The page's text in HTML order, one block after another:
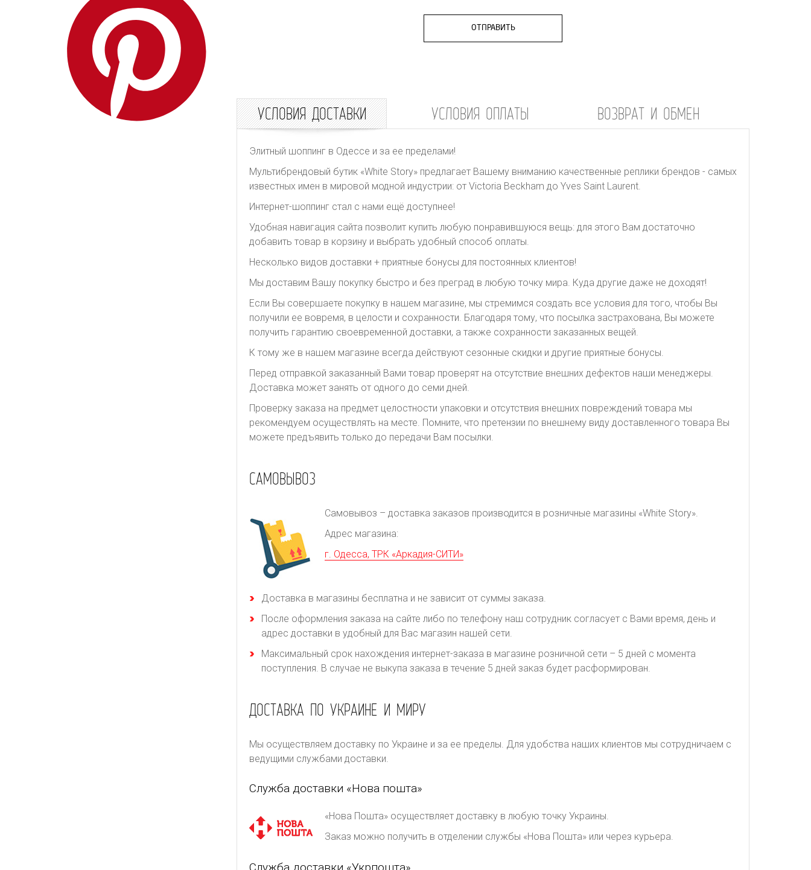
Off-White
Palm Angels
PRADA
Puma
The Attico
ОТПРАВИТЬ
УСЛОВИЯ ДОСТАВКИ УСЛОВИЯ ОПЛАТЫ ВОЗВРАТ И ОБМЕН
Элитный шоппинг в Одессе и за ее пределами!
Мультибрендовый бутик «White Story» предлагает Вашему вниманию качественные реплики брендов - самых
известных имен в мировой модной индустрии: от Victoria Beckham до Yves Saint Laurent.
Интернет-шоппинг стал с нами ещё доступнее!
Удобная навигация сайта позволит купить любую понравившуюся вещь: для этого Вам достаточно
добавить товар в корзину и выбрать удобный способ оплаты.
Несколько видов доставки + приятные бонусы для постоянных клиентов!
Мы доставим Вашу покупку быстро и без преград в любую точку мира. Куда другие даже не доходят!
Если Вы совершаете покупку в нашем магазине, мы стремимся создать все условия для того, чтобы Вы
получили ее вовремя, в целости и сохранности. Благодаря тому, что посылка застрахована, Вы можете
получить гарантию своевременной доставки, а также сохранности заказанных вещей.
К тому же в нашем магазине всегда действуют сезонные скидки и другие приятные бонусы.
Перед отправкой заказанный Вами товар проверят на отсутствие внешних дефектов наши менеджеры.
Доставка может занять от одного до семи дней.
Проверку заказа на предмет целостности упаковки и отсутствия внешних повреждений товара мы
рекомендуем осуществлять на месте. Помните, что претензии по внешнему виду доставленного товара Вы
можете предъявить только до передачи Вам посылки.
САМОВЫВОЗ
Самовывоз – доставка заказов производится в розничные магазины «White Story».
Адрес магазина:
г. Одесса, ТРК «Аркадия-СИТИ»
Доставка в магазины бесплатна и не зависит от суммы заказа.
После оформления заказа на сайте либо по телефону наш сотрудник согласует с Вами время, день и
адрес доставки в удобный для Вас магазин нашей сети.
Максимальный срок нахождения интернет-заказа в магазине розничной сети – 5 дней с момента
поступления. В случае не выкупа заказа в течение 5 дней заказ будет расформирован.
ДОСТАВКА ПО УКРАИНЕ И МИРУ
Мы осуществляем доставку по Украине и за ее пределы. Для удобства наших клиентов мы сотрудничаем с
ведущими службами доставки.
Служба доставки «Нова пошта»
«Нова Пошта» осуществляет доставку в любую точку Украины.
Заказ можно получить в отделении службы «Нова Пошта» или через курьера.